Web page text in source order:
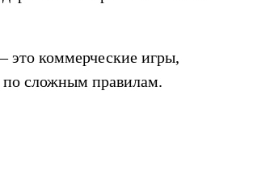
это коммерческие игры,
сложным правилам.